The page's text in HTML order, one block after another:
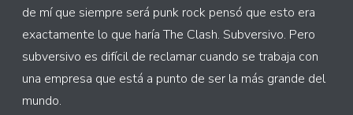
de mí que siempre será punk rock pensó que esto era
exactamente lo que haría The Clash. Subversivo. Pero
subversivo es difícil de reclamar cuando se trabaja con
una empresa que está a punto de ser la más grande del
mundo.